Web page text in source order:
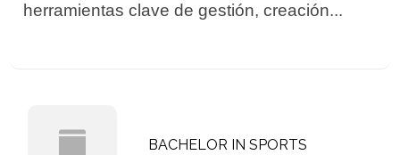
herramientas clave de gestión, creación...
BACHELOR IN SPORTS